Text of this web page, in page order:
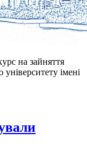
на зайняття
імені